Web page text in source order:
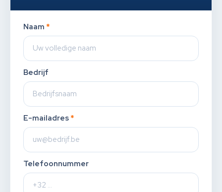
Naam *
Bedrijf
E-mailadres *
Telefoonnummer